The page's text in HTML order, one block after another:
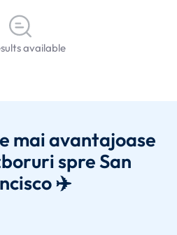
available
mai avantajoase
spre San
✈️